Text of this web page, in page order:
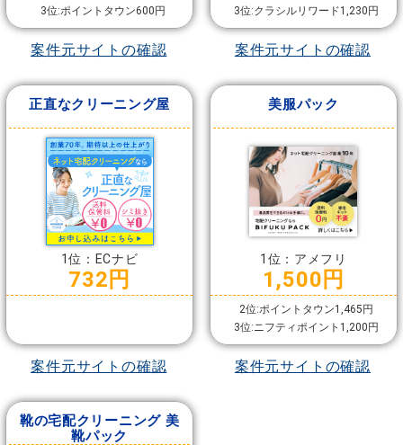
3位:ポイントタウン600円
案件元サイトの確認
3位:クラシルリワード1,230円
案件元サイトの確認
正直なクリーニング屋
1位：ECナビ
732円
案件元サイトの確認
美服パック
1位：アメフリ
1,500円
2位:ポイントタウン1,465円
3位:ニフティポイント1,200円
案件元サイトの確認
靴の宅配クリーニング 美
靴パック